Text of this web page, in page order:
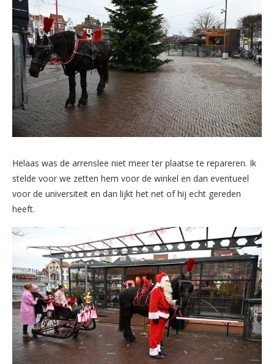
Helaas was de arrenslee niet meer ter plaatse te repareren. Ik
stelde voor we zetten hem voor de winkel en dan eventueel
voor de universiteit en dan lijkt het net of hij echt gereden
heeft.